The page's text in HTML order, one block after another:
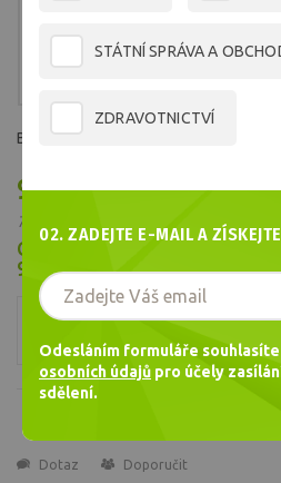
Barva č.1718
96,63 Kč/ ks
79,86 Kč bez DPH
Cena celkem
96,63 Kč
Dotaz Doporučit
STÁTNÍ SPRÁVA A
ZDRAVOTNICTVÍ
02. ZADEJTE E-MAIL A
Odesláním formuláře souhlasíte
osobních údajů pro účely
sdělení.